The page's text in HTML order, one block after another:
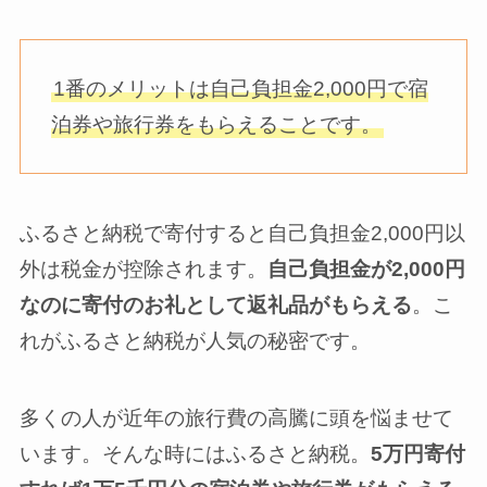
1番のメリットは自己負担金2,000円で宿
泊券や旅行券をもらえることです。
ふるさと納税で寄付すると自己負担金2,000円以
外は税金が控除されます。 自己負担金が2,000円
なのに寄付のお礼として返礼品がもらえる。こ
れがふるさと納税が人気の秘密です。
多くの人が近年の旅行費の高騰に頭を悩ませて
います。そんな時にはふるさと納税。 5万円寄付